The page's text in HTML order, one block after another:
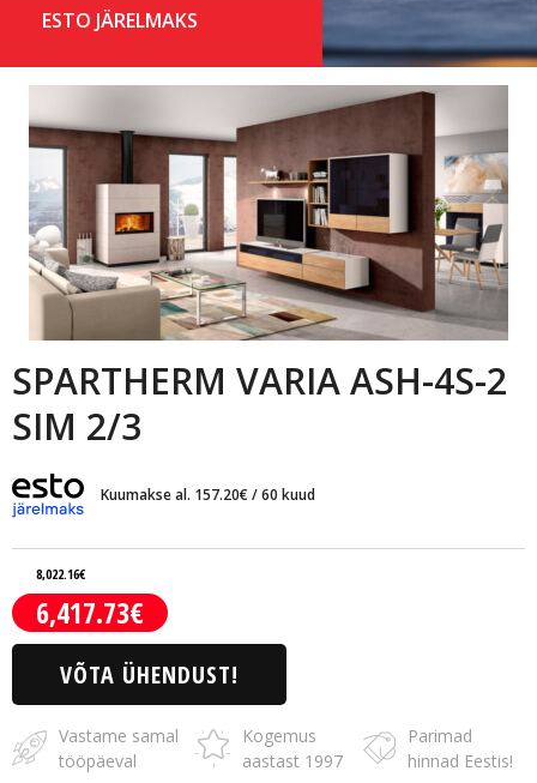
ESTO JÄRELMAKS
SPARTHERM VARIA ASH-4S-2
SIM 2/3
Kuumakse al. 157.20€ / 60 kuud
8,022.16€
Algne
hind
oli:
8,022.16€.
6,417.73€
6,417.73€.
VÕTA ÜHENDUST!
Vastame samal
tööpäeval
Kogemus
aastast 1997
Parimad
hinnad Eestis!